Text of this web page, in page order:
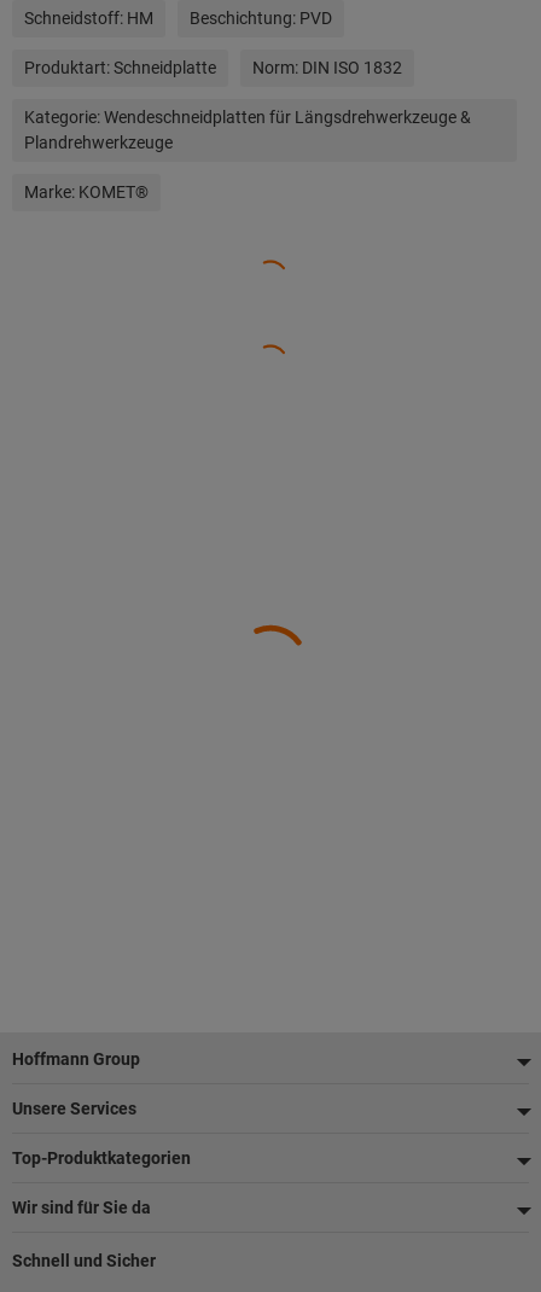
Schneidstoff: HM Beschichtung: PVD
Produktart:Schneidplatte Norm: DIN ISO 1832
Kategorie:Wendeschneidplatten für Längsdrehwerkzeuge &
Plandrehwerkzeuge
Marke: KOMET®
Fußzeile
Hoffmann Group
Unsere Services
Top-Produktkategorien
Wir sind für Sie da
Schnell und Sicher